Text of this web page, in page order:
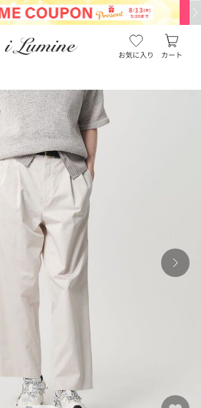
お気に入り カート